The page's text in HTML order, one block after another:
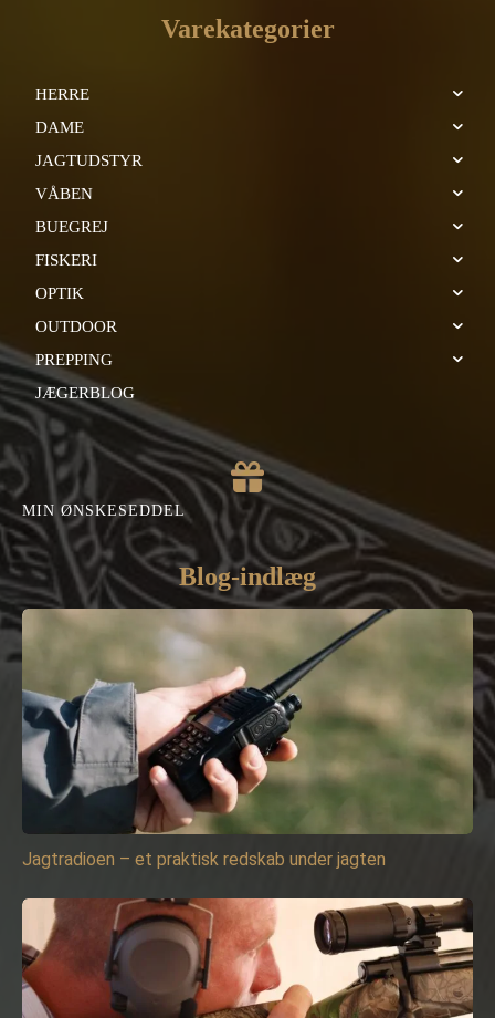
Varekategorier
HERRE
DAME
JAGTUDSTYR
VÅBEN
BUEGREJ
FISKERI
OPTIK
OUTDOOR
PREPPING
JÆGERBLOG
MIN ØNSKESEDDEL
Blog-indlæg
Jagtradioen – et praktisk redskab under jagten